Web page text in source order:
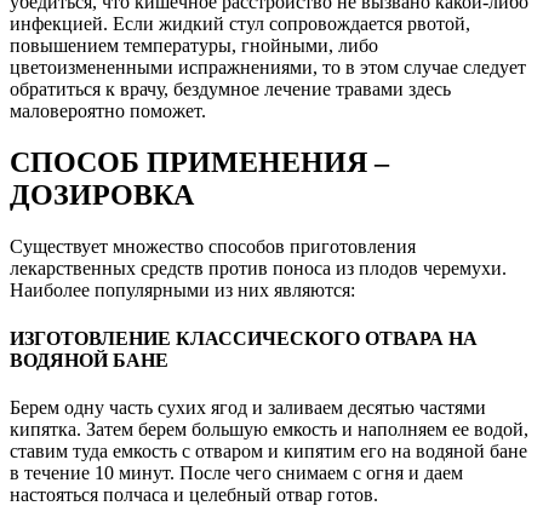
инфекцией. Если жидкий стул сопровождается рвотой,
повышением температуры, гнойными, либо
цветоизмененными испражнениями, то в этом случае следует
обратиться к врачу, бездумное лечение травами здесь
маловероятно поможет.
СПОСОБ ПРИМЕНЕНИЯ –
ДОЗИРОВКА
Существует множество способов приготовления
лекарственных средств против поноса из плодов черемухи.
Наиболее популярными из них являются:
ИЗГОТОВЛЕНИЕ КЛАССИЧЕСКОГО ОТВАРА НА
ВОДЯНОЙ БАНЕ
Берем одну часть сухих ягод и заливаем десятью частями
кипятка. Затем берем большую емкость и наполняем ее водой,
ставим туда емкость с отваром и кипятим его на водяной бане
в течение 10 минут. После чего снимаем с огня и даем
настояться полчаса и целебный отвар готов.